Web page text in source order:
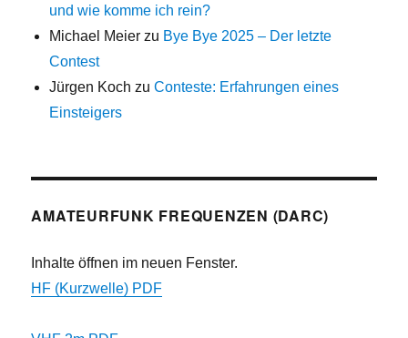
und wie komme ich rein?
Michael Meier zu Bye Bye 2025 – Der letzte
Contest
Jürgen Koch zuConteste: Erfahrungen eines
Einsteigers
AMATEURFUNK FREQUENZEN (DARC)
Inhalte öffnen im neuen Fenster.
HF (Kurzwelle) PDF